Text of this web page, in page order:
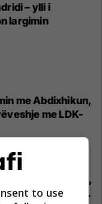
– ylli i
largimin
me Abdixhikun,
me LDK-
zgjidh
e Vlorës,
arbitrazhit
to use